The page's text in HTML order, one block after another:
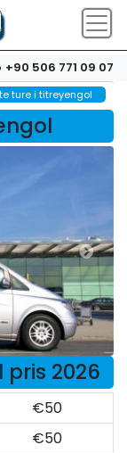
+90 506 771 09 07
ture i titreyengol
pris 2026
€50
€50